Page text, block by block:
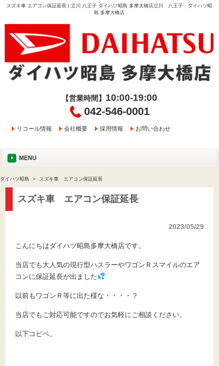
スズキ車 エアコン保証延長 | 立川 八王子 ダイハツ昭島 多摩大橋店立川 八王子 ダイハツ昭
島 多摩大橋店
【営業時間】 10:00-19:00
042-546-0001
リコール情報 会社概要 採用情報 お問い合わせ
MENU
ダイハツ昭島 スズキ車 エアコン保証延長
スズキ車 エアコン保証延長
2023/05/29
こんにちはダイハツ昭島多摩大橋店です。
当店でも大人気の現行型ハスラーやワゴンＲスマイルのエア
コンに保証延長が出ました
以前もワゴンＲ等に出た様な・・・・？
当店でもご対応可能ですのでお気軽にご相談ください。
以下コピペ。